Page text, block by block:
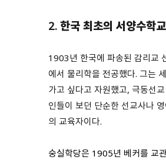
2. 한국 최초의 서양수학
1903년 한국에 파송된 감리교
에서 물리학을 전공했다. 그는
가고 싶다고 자원했고, 극동선
인들이 보던 단순한 선교사나
의 교육자이다.
숭실학당은 1905년 베커를 교